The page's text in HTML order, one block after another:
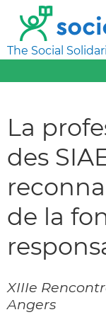
The Social
La
des
de la
XIIIe
Angers